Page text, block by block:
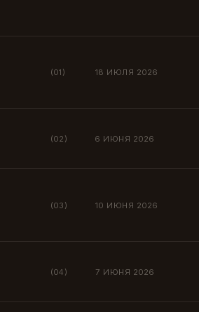
(01) 18 ИЮЛЯ 2026
(02) 6 ИЮНЯ 2026
(03) 10 ИЮНЯ 2026
(04) 7 ИЮНЯ 2026